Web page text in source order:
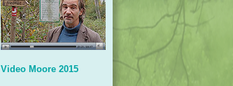
Video Moore 2015